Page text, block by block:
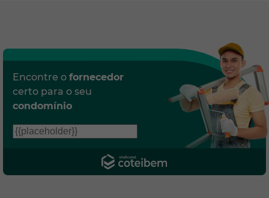
Encontre o fornecedor
certo para o seu
condomínio